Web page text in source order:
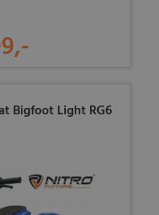
Bigfoot Light RG6